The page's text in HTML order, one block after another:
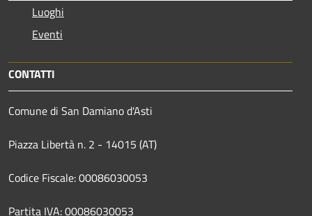
Luoghi
Eventi
CONTATTI
Comune di San Damiano d'Asti
Piazza Libertà n. 2 - 14015 (AT)
Codice Fiscale: 00086030053
Partita IVA: 00086030053